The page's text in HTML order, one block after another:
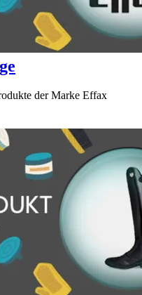
der Marke Effax